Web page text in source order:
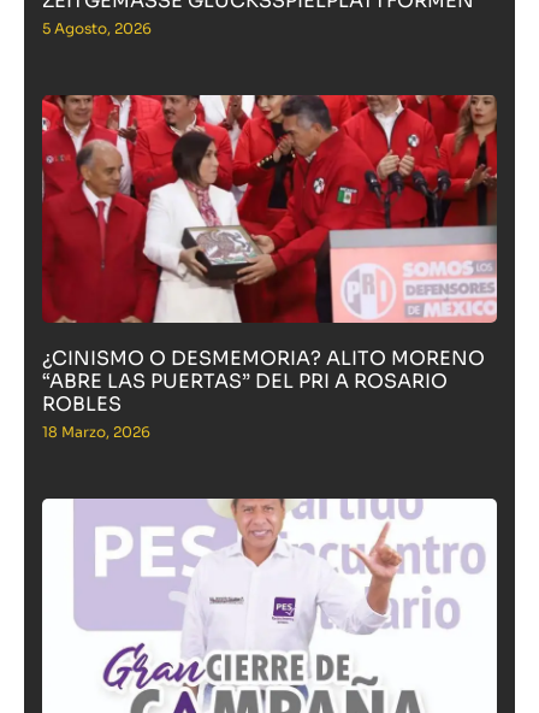
5 Agosto, 2026
¿CINISMO O DESMEMORIA? ALITO MORENO
“ABRE LAS PUERTAS” DEL PRI A ROSARIO
ROBLES
18 Marzo, 2026